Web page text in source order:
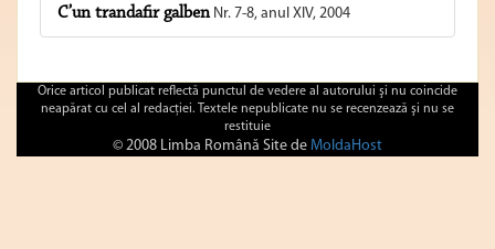
C’un trandafir galbenNr. 7-8, anul XIV, 2004
Orice articol publicat reflectă punctul de vedere al autorului şi nu coincide
neapărat cu cel al redacţiei. Textele nepublicate nu se recenzează şi nu se
restituie
© 2008 Limba Română Site de MoldaHost